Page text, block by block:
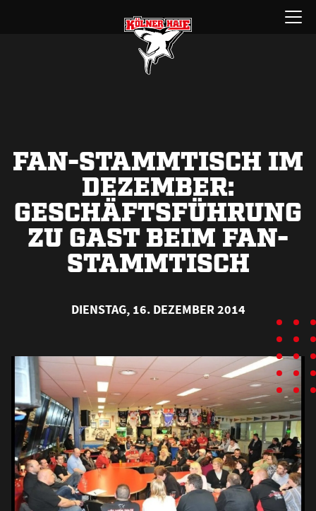
Menü
öffnen
FAN-STAMMTISCH IM
DEZEMBER:
GESCHÄFTSFÜHRUNG
ZU GAST BEIM FAN-
STAMMTISCH
DIENSTAG, 16. DEZEMBER 2014